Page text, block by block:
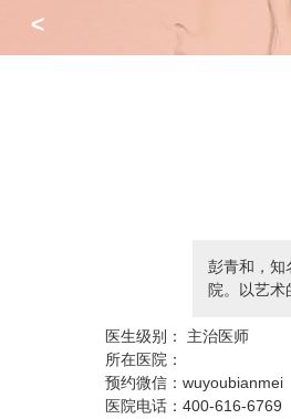
<
彭青和，知
院。以艺术
医生级别：
主治医师
所在医院：
预约微信：wuyoubianmei
医院电话：400-616-6769